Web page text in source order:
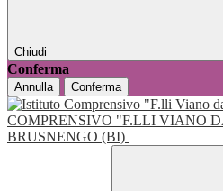
Chiudi
Conferma
Annulla Conferma
COMPRENSIVO "F.LLI VIANO
BRUSNENGO (BI)